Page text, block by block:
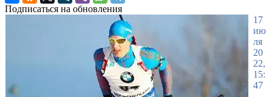
Подписаться на обновления
17
ию
ля
20
22,
15:
47